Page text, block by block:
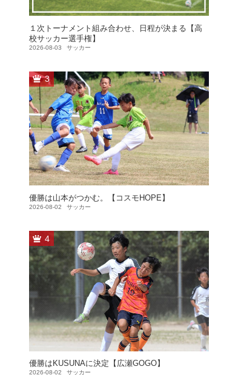
１次トーナメント組み合わせ、日程が決まる【高
校サッカー選手権】
2026-08-03 サッカー
3
優勝は山本がつかむ。【コスモHOPE】
2026-08-02 サッカー
4
優勝はKUSUNAに決定【広瀬GOGO】
2026-08-02 サッカー